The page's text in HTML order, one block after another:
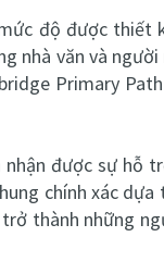
độ được thiết
nhà văn và
Primary
được sự hỗ
chính xác
thành những